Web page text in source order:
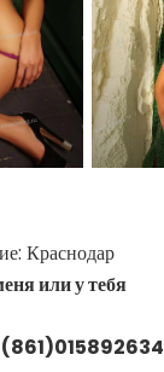
Краснодар
или у тебя